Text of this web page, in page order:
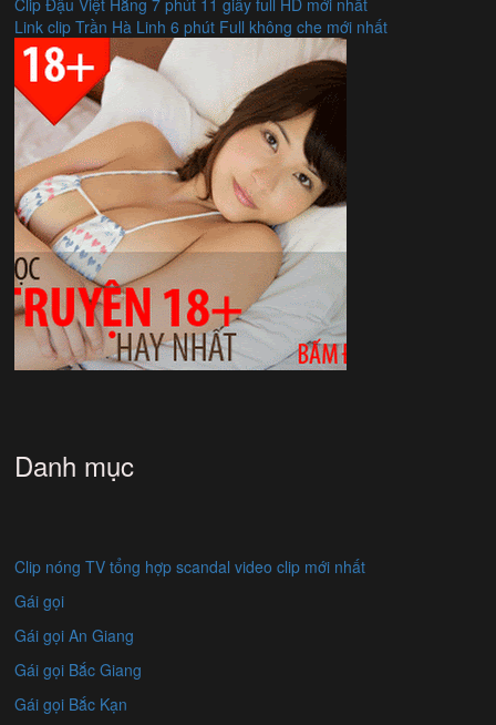
Link clip Trần Hà Linh 6 phút Full không che mới nhất
Danh mục
Clip nóng TV tổng hợp scandal video clip mới nhất
Gái gọi
Gái gọi An Giang
Gái gọi Bắc Giang
Gái gọi Bắc Kạn